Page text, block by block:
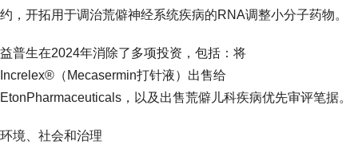
约，开拓用于调治荒僻神经系统疾病的RNA调整小分子药物。
益普生在2024年消除了多项投资，包括：将
Increlex®（Mecasermin打针液）出售给
EtonPharmaceuticals，以及出售荒僻儿科疾病优先审评笔据。
环境、社会和治理